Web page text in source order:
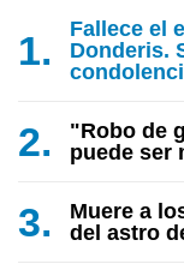
Fallece el
Donderis.
"Robo de
puede ser
Muere a
del astro